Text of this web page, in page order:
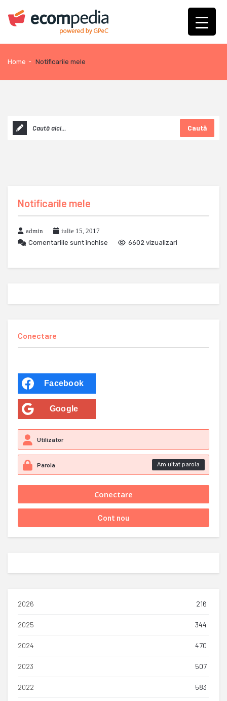
Home - Notificarile mele
Caută
Notificarile mele
admin
iulie 15, 2017
Comentariile sunt închise
6602 vizualizari
Conectare
Facebook
Google
Am uitat parola
2026 216
2025 344
2024 470
2023 507
2022 583